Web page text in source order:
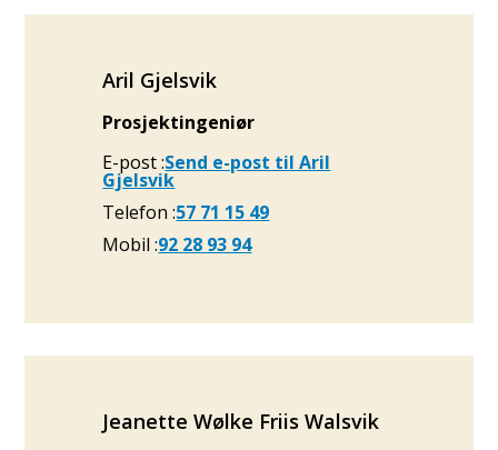
Aril Gjelsvik
Prosjektingeniør
E-postSend e-post til Aril
Gjelsvik
Telefon57 71 15 49
Mobil92 28 93 94
Jeanette Wølke Friis Walsvik